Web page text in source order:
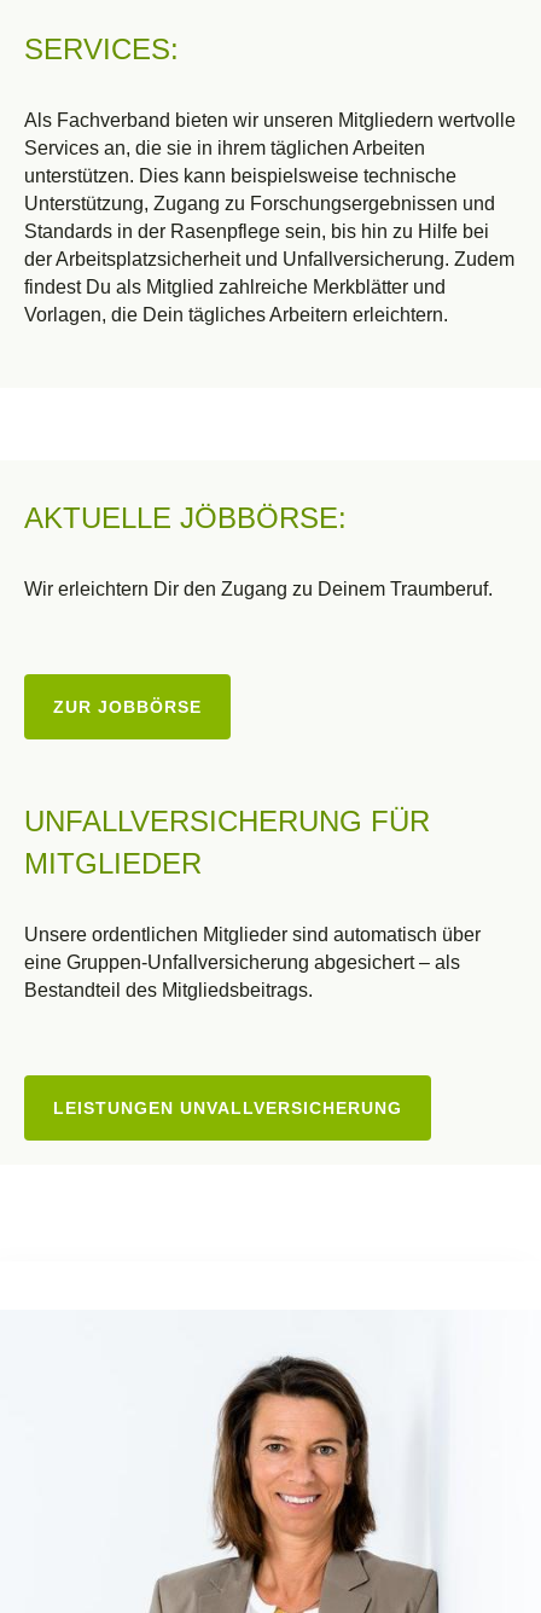
SERVICES:
Als Fachverband bieten wir unseren Mitgliedern wertvolle
Services an, die sie in ihrem täglichen Arbeiten
unterstützen. Dies kann beispielsweise technische
Unterstützung, Zugang zu Forschungsergebnissen und
Standards in der Rasenpflege sein, bis hin zu Hilfe bei
der Arbeitsplatzsicherheit und Unfallversicherung. Zudem
findest Du als Mitglied zahlreiche Merkblätter und
Vorlagen, die Dein tägliches Arbeitern erleichtern.
AKTUELLE JÖBBÖRSE:
Wir erleichtern Dir den Zugang zu Deinem Traumberuf.
ZUR JOBBÖRSE
UNFALLVERSICHERUNG FÜR
MITGLIEDER
Unsere ordentlichen Mitglieder sind automatisch über
eine Gruppen-Unfallversicherung abgesichert – als
Bestandteil des Mitgliedsbeitrags.
LEISTUNGEN UNVALLVERSICHERUNG